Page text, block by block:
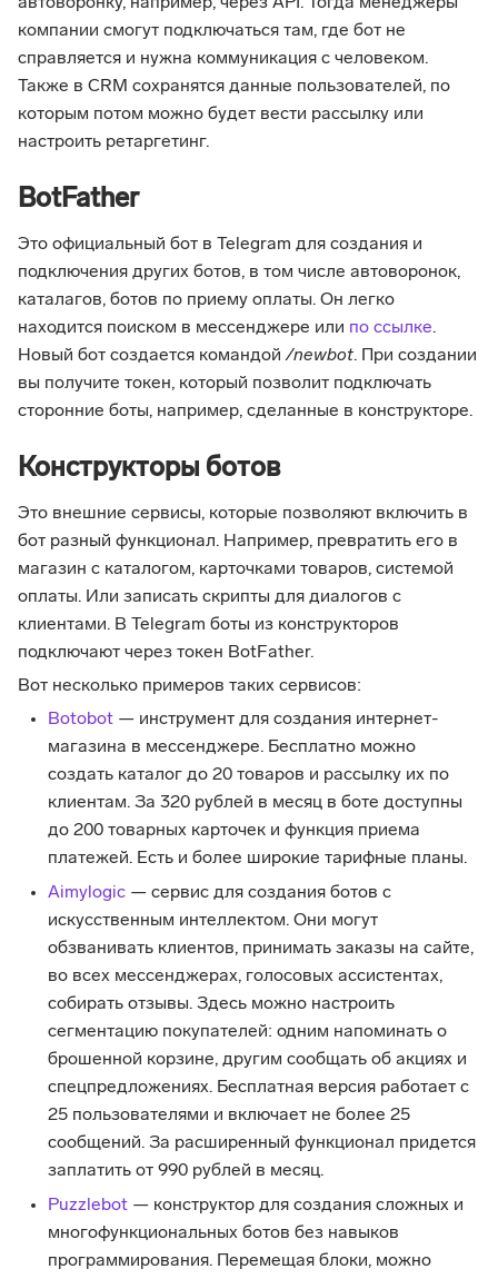
компании смогут подключаться там, где бот не
справляется и нужна коммуникация с человеком.
Также в CRM сохранятся данные пользователей, по
которым потом можно будет вести рассылку или
настроить ретаргетинг.
BotFather
Это официальный бот в Telegram для создания и
подключения других ботов, в том числе автоворонок,
каталагов, ботов по приему оплаты. Он легко
находится поиском в мессенджере или по ссылке.
Новый бот создается командой/newbot. При создании
вы получите токен, который позволит подключать
сторонние боты, например, сделанные в конструкторе.
Конструкторы ботов
Это внешние сервисы, которые позволяют включить в
бот разный функционал. Например, превратить его в
магазин с каталогом, карточками товаров, системой
оплаты. Или записать скрипты для диалогов с
клиентами. В Telegram боты из конструкторов
подключают через токен BotFather.
Вот несколько примеров таких сервисов:
Botobot — инструмент для создания интернет-
магазина в мессенджере. Бесплатно можно
создать каталог до 20 товаров и рассылку их по
клиентам. За 320 рублей в месяц в боте доступны
до 200 товарных карточек и функция приема
платежей. Есть и более широкие тарифные планы.
Aimylogic — сервис для создания ботов с
искусственным интеллектом. Они могут
обзванивать клиентов, принимать заказы на сайте,
во всех мессенджерах, голосовых ассистентах,
собирать отзывы. Здесь можно настроить
сегментацию покупателей: одним напоминать о
брошенной корзине, другим сообщать об акциях и
спецпредложениях. Бесплатная версия работает с
25 пользователями и включает не более 25
сообщений. За расширенный функционал придется
заплатить от 990 рублей в месяц.
Puzzlebot — конструктор для создания сложных и
многофункциональных ботов без навыков
программирования. Перемещая блоки, можно